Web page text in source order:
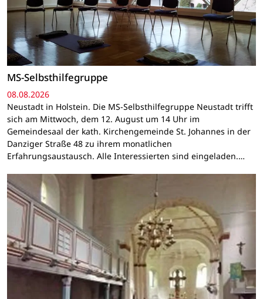
MS-Selbsthilfegruppe
08.08.2026
Neustadt in Holstein. Die MS-Selbsthilfegruppe Neustadt trifft
sich am Mittwoch, dem 12. August um 14 Uhr im
Gemeindesaal der kath. Kirchengemeinde St. Johannes in der
Danziger Straße 48 zu ihrem monatlichen
Erfahrungsaustausch. Alle Interessierten sind eingeladen.…